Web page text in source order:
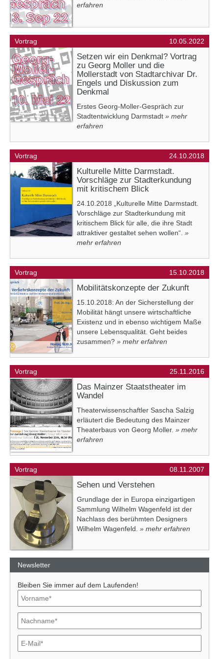
erfahren
Vortrag 10.05.2022
Setzen wir ein Denkmal? Vortrag
zu Georg Moller und die
Mollerstadt von Stadtarchivar Dr.
Engels und Diskussion zum
Denkmal
Erstes Georg-Moller-Gespräch zur
Stadtentwicklung Darmstadt » mehr
erfahren
Vortrag 24.10.2018
Kulturelle Mitte Darmstadt.
Vorschläge zur Stadterkundung
mit kritischem Blick
24.10.2018 „Kulturelle Mitte Darmstadt.
Vorschläge zur Stadterkundung mit
kritischem Blick für alle, die ihre Stadt
attraktiver gestaltet sehen wollen“. »
mehr erfahren
Vortrag 15.10.2018
Mobilitätskonzepte der Zukunft
15.10.2018: An der Sicherstellung der
Mobilität hängt unsere wirtschaftliche
Existenz und in ebenso wichtigem Maße
unsere Lebensqualität. Geht beides
zusammen? » mehr erfahren
Vortrag 25.11.2016
Das Mainzer Staatstheater im
Wandel
Theaterwissenschaftler Sascha Salzig
erläutert die Bedeutung des Mainzer
Theaterbaus von Georg Moller. » mehr
erfahren
Vortrag 08.11.2007
Sehen und Verstehen
Grundlage der in Europa einzigartigen
Sammlung Wilhelm Wagenfeld ist der
Nachlass des berühmten Designers
Wilhelm Wagenfeld. » mehr erfahren
Newsletter
Bleiben Sie immer auf dem Laufenden!